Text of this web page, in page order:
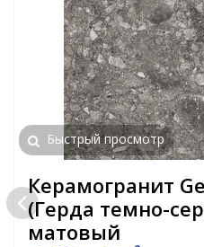
Быстрый просмотр
Керамогранит
(Герда темно-
матовый